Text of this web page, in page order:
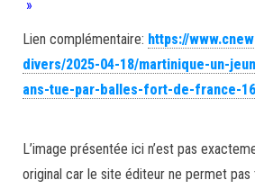
»
Lien complémentaire: https://
divers/2025-04-18/martinique-un-
ans-tue-par-balles-fort-de-france-
L’image présentée ici n’est pas
original car le site éditeur ne permet